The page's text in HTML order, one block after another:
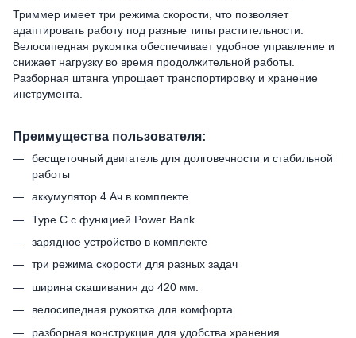
Триммер имеет три режима скорости, что позволяет
адаптировать работу под разные типы растительности.
Велосипедная рукоятка обеспечивает удобное управление и
снижает нагрузку во время продолжительной работы.
Разборная штанга упрощает транспортировку и хранение
инструмента.
Преимущества пользователя:
бесщеточный двигатель для долговечности и стабильной
работы
аккумулятор 4 Ач в комплекте
Type C с функцией Power Bank
зарядное устройство в комплекте
три режима скорости для разных задач
ширина скашивания до 420 мм.
велосипедная рукоятка для комфорта
разборная конструкция для удобства хранения